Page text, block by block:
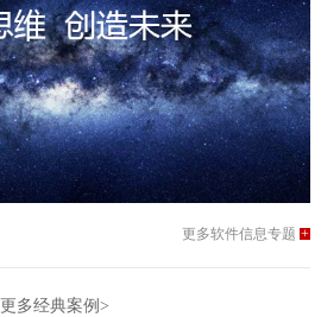
更多软件信息专题 +
更多经典案例>